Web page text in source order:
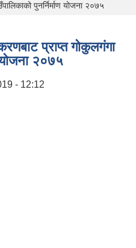
पुनर्निर्माण योजना २०७५
प्राप्त गोकुलगंगा
योजना २०७५
- 12:12